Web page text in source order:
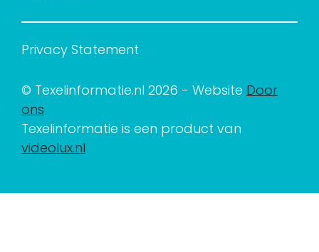
Privacy Statement
© Texelinformatie.nl 2026 - Website Door
ons
Texelinformatie is een product van
videolux.nl